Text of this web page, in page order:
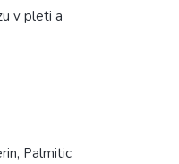
v pleti a
Palmitic